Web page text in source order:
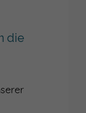
die